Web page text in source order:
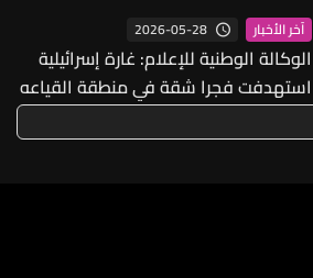
آخر الأخبار 2026-05-28
الوكالة الوطنية للإعلام: غارة إسرائيلية
استهدفت فجرا شقة في منطقة القياعه
في صيدا تقطنها عائلة نازحة من الجنوب
ما أدى إلى وقوع عدد من الشهداء